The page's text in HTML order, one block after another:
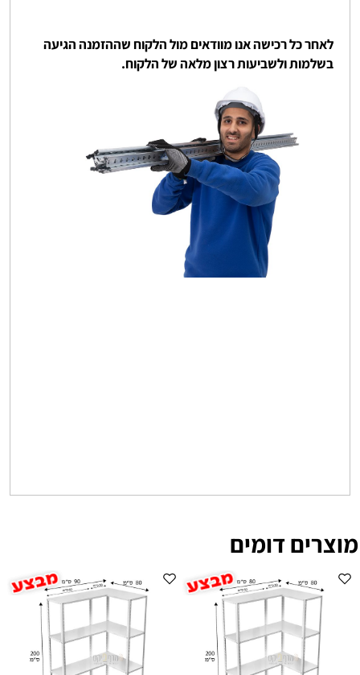
לאחר כל רכישה אנו מוודאים מול הלקוח שההזמנה הגיעה
בשלמות ולשביעות רצון מלאה של הלקוח.
מוצרים דומים